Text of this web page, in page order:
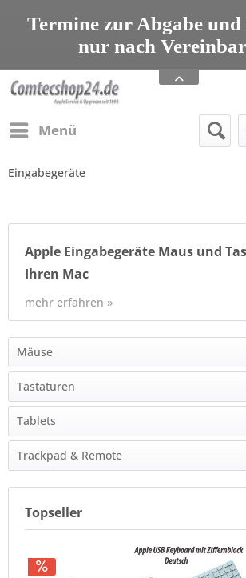
Termine zur Abgabe
nur nach
Apple Service, Upgrades
seit 1993 Tel: 08203 95
Menü
Eingabegeräte
Apple Eingabegeräte Maus und
Ihren Mac
mehr erfahren »
Mäuse
Tastaturen
Tablets
Trackpad & Remote
Topseller